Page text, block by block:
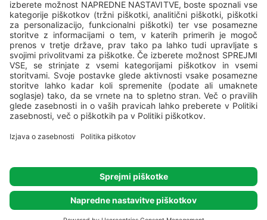
Vse kampe upravlja podjetjeValamar, Valamar Riviera, d.d, Stancija
Kaligari 1, Poreč, Croatia.
© Valamar Camping Vse pravice pridržane